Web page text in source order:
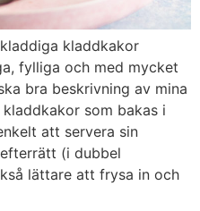
kladdkakor
fylliga och med mycket
bra beskrivning av mina
som bakas i
att servera sin
(i dubbel
lättare att frysa in och